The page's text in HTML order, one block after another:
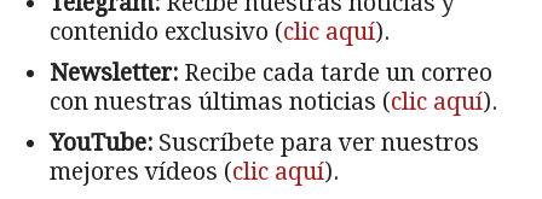
contenido exclusivo (clic aquí).
Newsletter: Recibe cada tarde un correo
con nuestras últimas noticias (clic aquí).
YouTube: Suscríbete para ver nuestros
mejores vídeos (clic aquí).